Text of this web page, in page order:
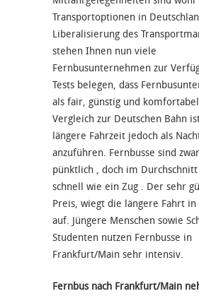
Transportoptionen in
Liberalisierung des
stehen Ihnen nun viele
Fernbusunternehmen zur
Tests belegen, dass
als fair, günstig und
Vergleich zur Deutschen Bahn
längere Fahrzeit jedoch als
anzuführen. Fernbusse sind
pünktlich , doch im
schnell wie ein Zug . Der sehr
Preis, wiegt die längere Fahrt in
auf. Jüngere Menschen sowie
Studenten nutzen Fernbusse in
Frankfurt/Main sehr intensiv.
Fernbus nach Frankfurt/Main